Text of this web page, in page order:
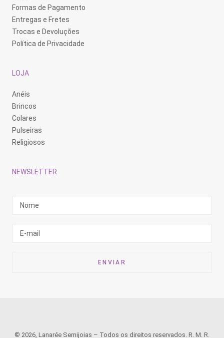
Formas de Pagamento
Entregas e Fretes
Trocas e Devoluções
Política de Privacidade
LOJA
Anéis
Brincos
Colares
Pulseiras
Religiosos
NEWSLETTER
© 2026, Lanarée Semijoias – Todos os direitos reservados. R. M. R.